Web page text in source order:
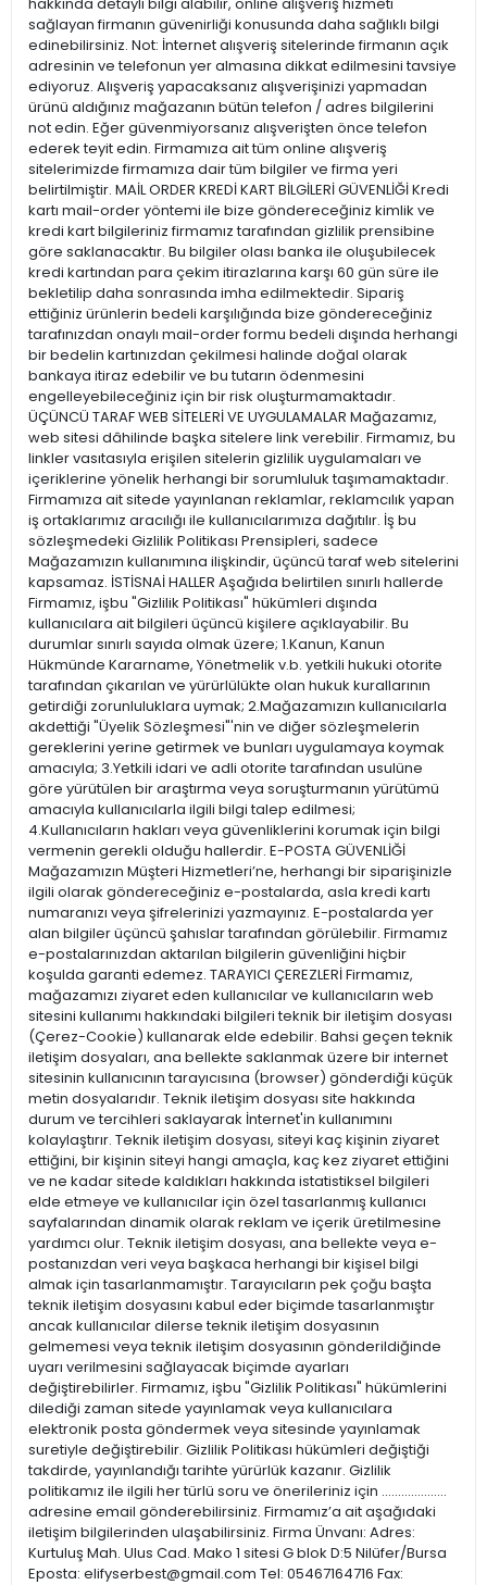
sağlayan firmanın güvenirliği konusunda daha sağlıklı bilgi
edinebilirsiniz. Not: İnternet alışveriş sitelerinde firmanın açık
adresinin ve telefonun yer almasına dikkat edilmesini tavsiye
ediyoruz. Alışveriş yapacaksanız alışverişinizi yapmadan
ürünü aldığınız mağazanın bütün telefon / adres bilgilerini
not edin. Eğer güvenmiyorsanız alışverişten önce telefon
ederek teyit edin. Firmamıza ait tüm online alışveriş
sitelerimizde firmamıza dair tüm bilgiler ve firma yeri
belirtilmiştir. MAİL ORDER KREDİ KART BİLGİLERİ GÜVENLİĞİ Kredi
kartı mail-order yöntemi ile bize göndereceğiniz kimlik ve
kredi kart bilgileriniz firmamız tarafından gizlilik prensibine
göre saklanacaktır. Bu bilgiler olası banka ile oluşubilecek
kredi kartından para çekim itirazlarına karşı 60 gün süre ile
bekletilip daha sonrasında imha edilmektedir. Sipariş
ettiğiniz ürünlerin bedeli karşılığında bize göndereceğiniz
tarafınızdan onaylı mail-order formu bedeli dışında herhangi
bir bedelin kartınızdan çekilmesi halinde doğal olarak
bankaya itiraz edebilir ve bu tutarın ödenmesini
engelleyebileceğiniz için bir risk oluşturmamaktadır.
ÜÇÜNCÜ TARAF WEB SİTELERİ VE UYGULAMALAR Mağazamız,
web sitesi dâhilinde başka sitelere link verebilir. Firmamız, bu
linkler vasıtasıyla erişilen sitelerin gizlilik uygulamaları ve
içeriklerine yönelik herhangi bir sorumluluk taşımamaktadır.
Firmamıza ait sitede yayınlanan reklamlar, reklamcılık yapan
iş ortaklarımız aracılığı ile kullanıcılarımıza dağıtılır. İş bu
sözleşmedeki Gizlilik Politikası Prensipleri, sadece
Mağazamızın kullanımına ilişkindir, üçüncü taraf web sitelerini
kapsamaz. İSTİSNAİ HALLER Aşağıda belirtilen sınırlı hallerde
Firmamız, işbu "Gizlilik Politikası" hükümleri dışında
kullanıcılara ait bilgileri üçüncü kişilere açıklayabilir. Bu
durumlar sınırlı sayıda olmak üzere; 1.Kanun, Kanun
Hükmünde Kararname, Yönetmelik v.b. yetkili hukuki otorite
tarafından çıkarılan ve yürürlülükte olan hukuk kurallarının
getirdiği zorunluluklara uymak; 2.Mağazamızın kullanıcılarla
akdettiği "Üyelik Sözleşmesi"'nin ve diğer sözleşmelerin
gereklerini yerine getirmek ve bunları uygulamaya koymak
amacıyla; 3.Yetkili idari ve adli otorite tarafından usulüne
göre yürütülen bir araştırma veya soruşturmanın yürütümü
amacıyla kullanıcılarla ilgili bilgi talep edilmesi;
4.Kullanıcıların hakları veya güvenliklerini korumak için bilgi
vermenin gerekli olduğu hallerdir. E-POSTA GÜVENLİĞİ
Mağazamızın Müşteri Hizmetleri’ne, herhangi bir siparişinizle
ilgili olarak göndereceğiniz e-postalarda, asla kredi kartı
numaranızı veya şifrelerinizi yazmayınız. E-postalarda yer
alan bilgiler üçüncü şahıslar tarafından görülebilir. Firmamız
e-postalarınızdan aktarılan bilgilerin güvenliğini hiçbir
koşulda garanti edemez. TARAYICI ÇEREZLERİ Firmamız,
mağazamızı ziyaret eden kullanıcılar ve kullanıcıların web
sitesini kullanımı hakkındaki bilgileri teknik bir iletişim dosyası
(Çerez-Cookie) kullanarak elde edebilir. Bahsi geçen teknik
iletişim dosyaları, ana bellekte saklanmak üzere bir internet
sitesinin kullanıcının tarayıcısına (browser) gönderdiği küçük
metin dosyalarıdır. Teknik iletişim dosyası site hakkında
durum ve tercihleri saklayarak İnternet'in kullanımını
kolaylaştırır. Teknik iletişim dosyası, siteyi kaç kişinin ziyaret
ettiğini, bir kişinin siteyi hangi amaçla, kaç kez ziyaret ettiğini
ve ne kadar sitede kaldıkları hakkında istatistiksel bilgileri
elde etmeye ve kullanıcılar için özel tasarlanmış kullanıcı
sayfalarından dinamik olarak reklam ve içerik üretilmesine
yardımcı olur. Teknik iletişim dosyası, ana bellekte veya e-
postanızdan veri veya başkaca herhangi bir kişisel bilgi
almak için tasarlanmamıştır. Tarayıcıların pek çoğu başta
teknik iletişim dosyasını kabul eder biçimde tasarlanmıştır
ancak kullanıcılar dilerse teknik iletişim dosyasının
gelmemesi veya teknik iletişim dosyasının gönderildiğinde
uyarı verilmesini sağlayacak biçimde ayarları
değiştirebilirler. Firmamız, işbu "Gizlilik Politikası" hükümlerini
dilediği zaman sitede yayınlamak veya kullanıcılara
elektronik posta göndermek veya sitesinde yayınlamak
suretiyle değiştirebilir. Gizlilik Politikası hükümleri değiştiği
takdirde, yayınlandığı tarihte yürürlük kazanır. Gizlilik
politikamız ile ilgili her türlü soru ve önerileriniz için ………………..
adresine email gönderebilirsiniz. Firmamız’a ait aşağıdaki
iletişim bilgilerinden ulaşabilirsiniz. Firma Ünvanı: Adres:
Kurtuluş Mah. Ulus Cad. Mako 1 sitesi G blok D:5 Nilüfer/Bursa
Eposta: elifyserbest@gmail.com Tel: 05467164716 Fax: